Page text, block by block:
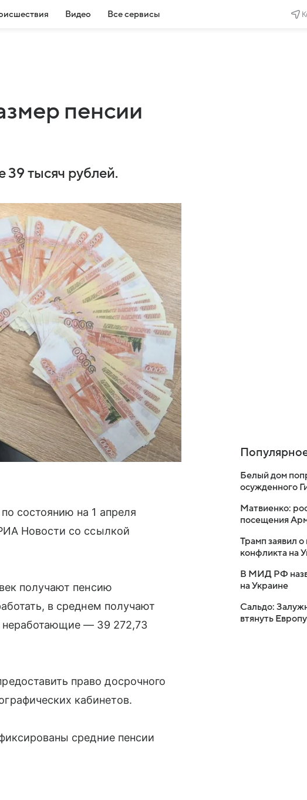
Видео Все сервисы
пенсии
39 тысяч рублей.
состоянию на 1 апреля
Новости со ссылкой
получают пенсию
в среднем получают
неработающие — 39 272,73
право досрочного
кабинетов.
средние пенсии
Белый дом
осужденного
Матвиенко:
посещения
Трамп заявил
конфликта на
В МИД РФ
на Украине
Сальдо:
втянуть